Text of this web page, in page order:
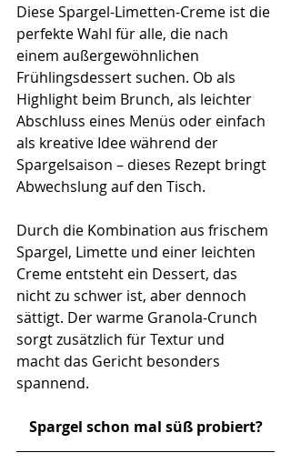
Diese Spargel-Limetten-Creme ist die
perfekte Wahl für alle, die nach
einem außergewöhnlichen
Frühlingsdessert suchen. Ob als
Highlight beim Brunch, als leichter
Abschluss eines Menüs oder einfach
als kreative Idee während der
Spargelsaison – dieses Rezept bringt
Abwechslung auf den Tisch.
Durch die Kombination aus frischem
Spargel, Limette und einer leichten
Creme entsteht ein Dessert, das
nicht zu schwer ist, aber dennoch
sättigt. Der warme Granola-Crunch
sorgt zusätzlich für Textur und
macht das Gericht besonders
spannend.
Spargel schon mal süß probiert?